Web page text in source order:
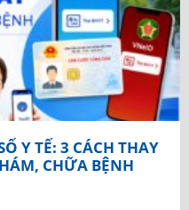
Y TẾ: 3 CÁCH THAY
CHỮA BỆNH